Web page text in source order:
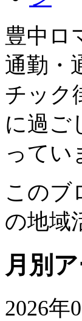
豊中ロ
通勤・
チック
に過ご
ってい
このブ
の地域
月別
2026年